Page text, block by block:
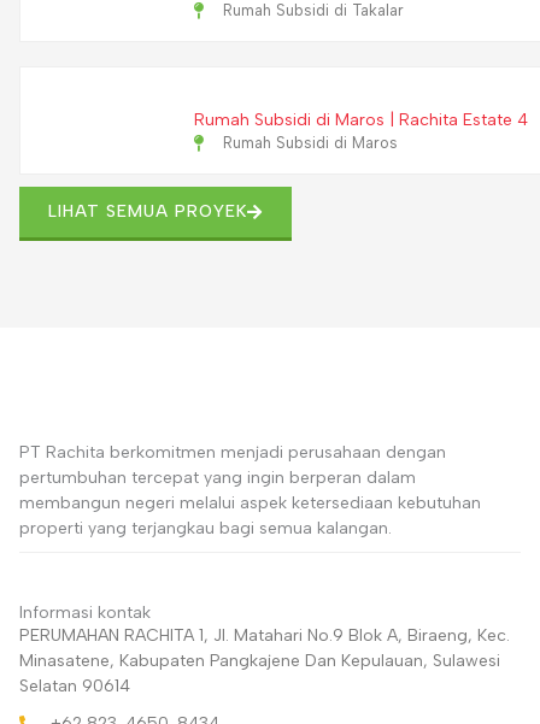
Rumah Subsidi di Takalar
Rumah Subsidi di Maros | Rachita Estate 4
Rumah Subsidi di Maros
LIHAT SEMUA PROYEK
PT Rachita berkomitmen menjadi perusahaan dengan
pertumbuhan tercepat yang ingin berperan dalam
membangun negeri melalui aspek ketersediaan kebutuhan
properti yang terjangkau bagi semua kalangan.
Informasi kontak
PERUMAHAN RACHITA 1, Jl. Matahari No.9 Blok A, Biraeng, Kec.
Minasatene, Kabupaten Pangkajene Dan Kepulauan, Sulawesi
Selatan 90614